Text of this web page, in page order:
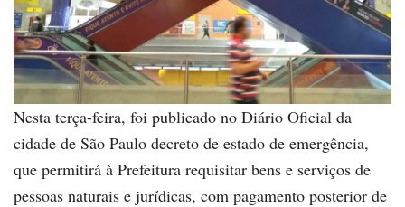
Nesta terça-feira, foi publicado no Diário Oficial da
cidade de São Paulo decreto de estado de emergência,
que permitirá à Prefeitura requisitar bens e serviços de
pessoas naturais e jurídicas, com pagamento posterior de